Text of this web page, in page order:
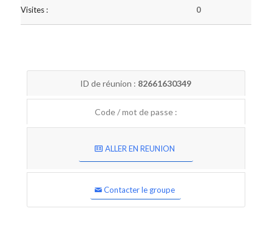
Visites : 0
ID de réunion : 82661630349
Code / mot de passe :
ALLER EN REUNION
Contacter le groupe